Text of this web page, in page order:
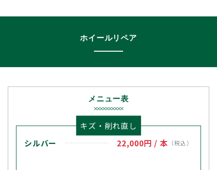
ホイールリペア
メニュー表
キズ・削れ直し
シルバー
22,000円 / 本 （税込）